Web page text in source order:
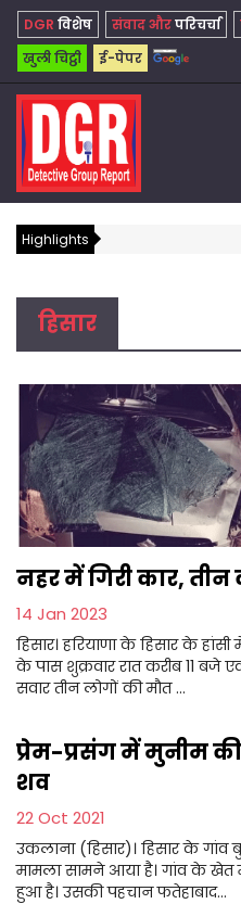
DGR विशेष संवाद औरपरिचर्चा
खुली चिट्ठी
ई-पेपर
Highlights
हिसार
नहर में गिरी कार,
14 Jan 2023
हिसार। हरियाणा के हिसार के
के पास शुक्रवार रात करीब 11 बजे
सवार तीन लोगों की मौत ...
प्रेम-प्रसंग में मुनीम
शव
22 Oct 2021
उकलाना (हिसार)। हिसार के गांव
मामला सामने आया है। गांव के खेत
हुआ है। उसकी पहचान फतेहाबाद...